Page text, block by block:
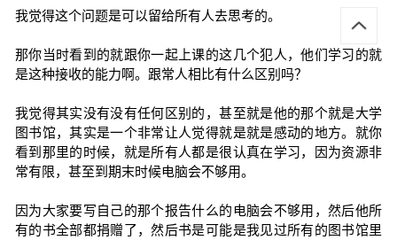
我觉得这个问题是可以留给所有人去思考的。
那你当时看到的就跟你一起上课的这几个犯人，他们学习的就
是这种接收的能力啊。跟常人相比有什么区别吗？
我觉得其实没有没有任何区别的，甚至就是他的那个就是大学
图书馆，其实是一个非常让人觉得就是就是感动的地方。就你
看到那里的时候，就是所有人都是很认真在学习，因为资源非
常有限，甚至到期末时候电脑会不够用。
因为大家要写自己的那个报告什么的电脑会不够用，然后他所
有的书全部都捐赠了，然后书是可能是我见过所有的图书馆里